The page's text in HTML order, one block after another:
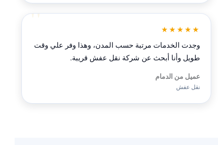
★★★★★
وجدت الخدمات مرتبة حسب المدن، وهذا وفر علي وقت
طويل وأنا أبحث عن شركة نقل عفش قريبة.
عميل من الدمام
نقل عفش